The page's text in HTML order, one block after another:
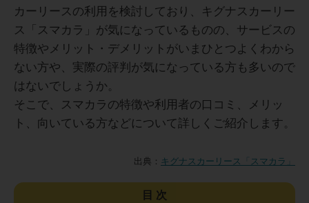
カーリースの利用を検討しており、キグナスカーリー
ス「スマカラ」が気になっているものの、サービスの
特徴やメリット・デメリットがいまひとつよくわから
ない方や、実際の評判が気になっている方も多いので
はないでしょうか。
そこで、スマカラの特徴や利用者の口コミ、メリッ
ト、向いている方などについて詳しくご紹介します。
出典： キグナスカーリース「スマカラ」
目次